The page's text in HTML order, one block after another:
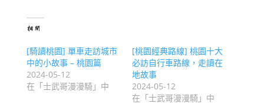
相關
[騎讀桃園] 單車走訪城市
中的小故事 – 桃園篇
2024-05-12
在「士武哥漫漫騎」中
[桃園經典路線] 桃園十大
必訪自行車路線，走讀在
地故事
2024-05-12
在「士武哥漫漫騎」中